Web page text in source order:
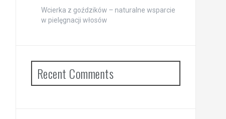
Wcierka z goździków – naturalne wsparcie
w pielęgnacji włosów
Recent Comments